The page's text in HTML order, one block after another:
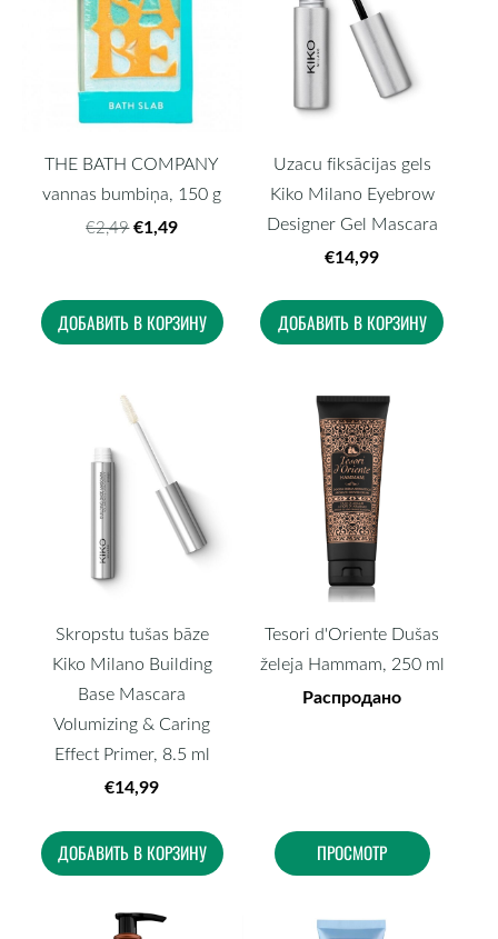
THE BATH COMPANY
vannas bumbiņa, 150 g
€2,49 €1,49
ДОБАВИТЬ В КОРЗИНУ
Uzacu fiksācijas gels
Kiko Milano Eyebrow
Designer Gel Mascara
€14,99
ДОБАВИТЬ В КОРЗИНУ
Skropstu tušas bāze
Kiko Milano Building
Base Mascara
Volumizing & Caring
Effect Primer, 8.5 ml
€14,99
ДОБАВИТЬ В КОРЗИНУ
Tesori d'Oriente Dušas
želeja Hammam, 250 ml
Распродано
ПРОСМОТР